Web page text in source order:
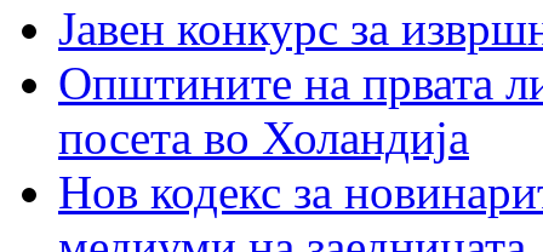
Јавен конкурс за
Општините на првата
посета во Холандија
Нов кодекс за